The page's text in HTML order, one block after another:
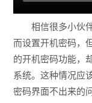
相信很多小伙
而设置开机密码，
的开机密码功能，
系统。这种情况应
密码界面不出来的问